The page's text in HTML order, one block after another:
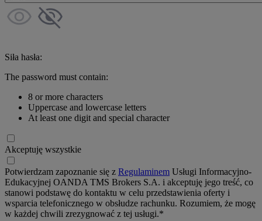
Siła hasła:
The password must contain:
8 or more characters
Uppercase and lowercase letters
At least one digit and special character
Akceptuję wszystkie
Potwierdzam zapoznanie się z Regulaminem Usługi Informacyjno-
Edukacyjnej OANDA TMS Brokers S.A. i akceptuję jego treść, co
stanowi podstawę do kontaktu w celu przedstawienia oferty i
wsparcia telefonicznego w obsłudze rachunku. Rozumiem, że mogę
w każdej chwili zrezygnować z tej usługi.*